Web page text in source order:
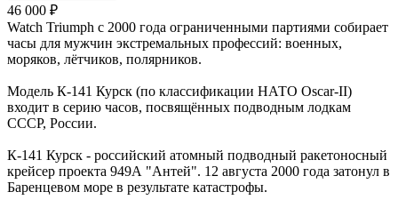
46 000 ₽
Watch Triumph с 2000 года ограниченными партиями собирает
часы для мужчин экстремальных профессий: военных,
моряков, лётчиков, полярников.
Модель К-141 Курск (по классификации НАТО Oscar-II)
входит в серию часов, посвящённых подводным лодкам
СССР, России.
К-141 Курск - российский атомный подводный ракетоносный
крейсер проекта 949А "Антей". 12 августа 2000 года затонул в
Баренцевом море в результате катастрофы.